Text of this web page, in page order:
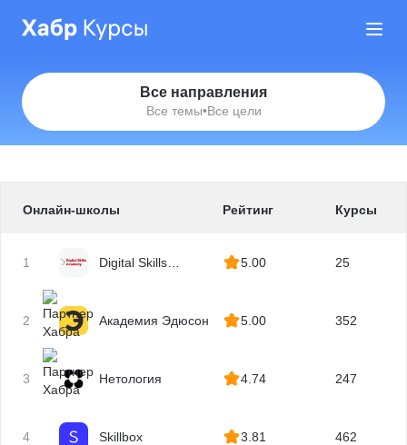
Все направления
Все темы•Все цели
Онлайн-школы Рейтинг Курсы
1
Digital Skills
5.00 25
2 Академия Эдюсон 5.00 352
3 Нетология 4.74 247
4 Skillbox 3.81 462